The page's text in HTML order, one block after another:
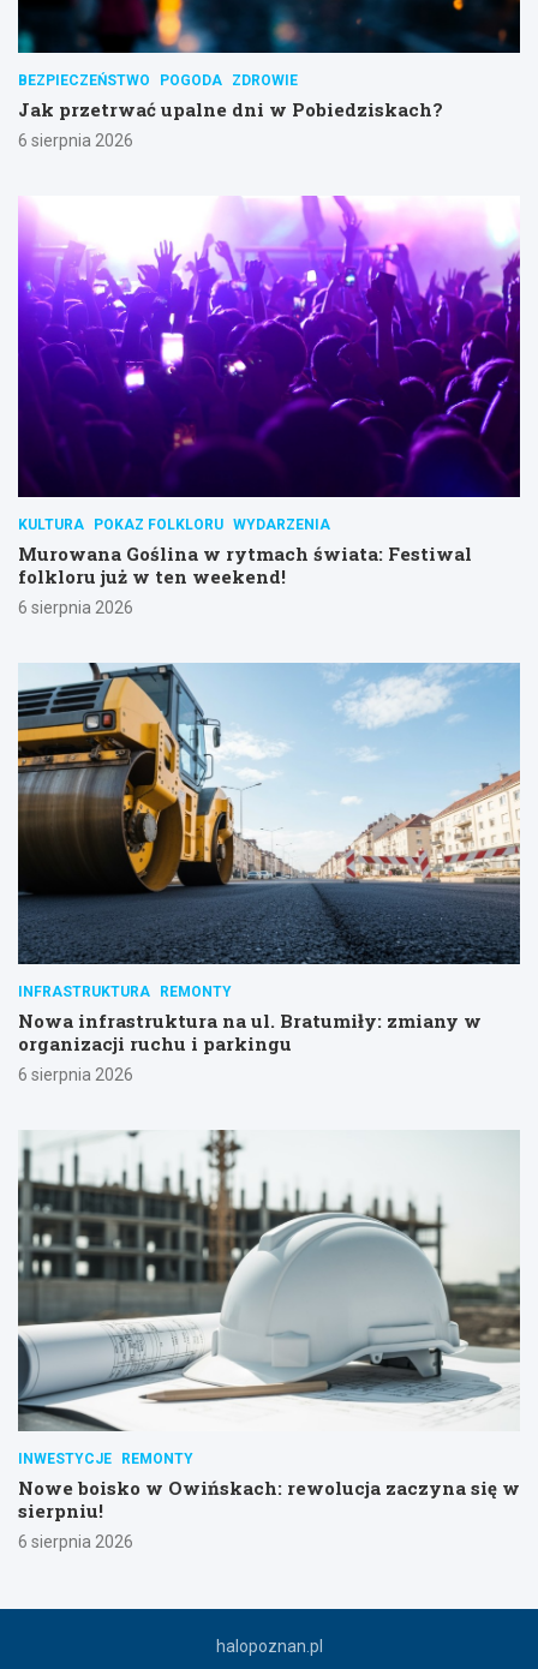
BEZPIECZEŃSTWO POGODA ZDROWIE
Jak przetrwać upalne dni w Pobiedziskach?
6 sierpnia 2026
KULTURA POKAZ FOLKLORU WYDARZENIA
Murowana Goślina w rytmach świata: Festiwal
folkloru już w ten weekend!
6 sierpnia 2026
INFRASTRUKTURA REMONTY
Nowa infrastruktura na ul. Bratumiły: zmiany w
organizacji ruchu i parkingu
6 sierpnia 2026
INWESTYCJE REMONTY
Nowe boisko w Owińskach: rewolucja zaczyna się w
sierpniu!
6 sierpnia 2026
halopoznan.pl